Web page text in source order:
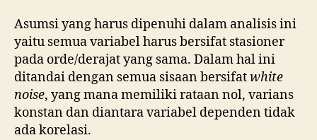
Asumsi yang harus dipenuhi dalam analisis ini
yaitu semua variabel harus bersifat stasioner
pada orde/derajat yang sama. Dalam hal ini
ditandai dengan semua sisaan bersifatwhite
noise, yang mana memiliki rataan nol, varians
konstan dan diantara variabel dependen tidak
ada korelasi.